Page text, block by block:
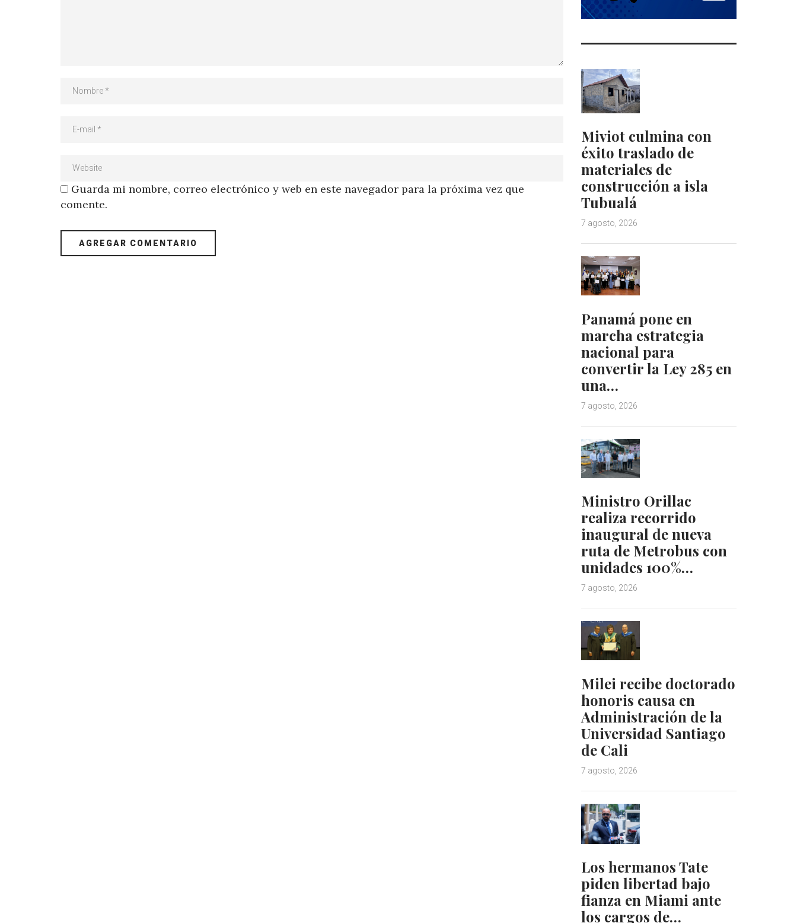
Guarda mi nombre, correo electrónico y web en este navegador para la próxima vez que
comente.
Miviot culmina con
éxito traslado de
materiales de
construcción a isla
Tubualá
7 agosto, 2026
Panamá pone en
marcha estrategia
nacional para
convertir la Ley 285 en
una…
7 agosto, 2026
Ministro Orillac
realiza recorrido
inaugural de nueva
ruta de Metrobus con
unidades 100%…
7 agosto, 2026
Milei recibe doctorado
honoris causa en
Administración de la
Universidad Santiago
de Cali
7 agosto, 2026
Los hermanos Tate
piden libertad bajo
fianza en Miami ante
los cargos de…